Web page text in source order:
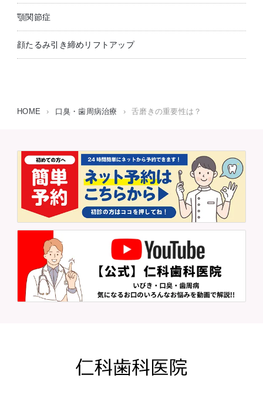
顎関節症
顔たるみ引き締めリフトアップ
HOME › 口臭・歯周病治療 › 舌磨きの重要性は？